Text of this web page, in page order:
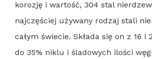
korozję i wartość, 304 stal
najczęściej używany rodzaj stali
całym świecie. Składa się on z 16 i
do 35% niklu i śladowych ilości